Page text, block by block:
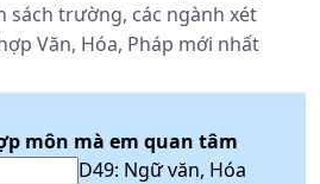
sách trường, các ngành xét
Văn, Hóa, Pháp mới nhất
môn mà em quan tâm
D49: Ngữ văn, Hóa